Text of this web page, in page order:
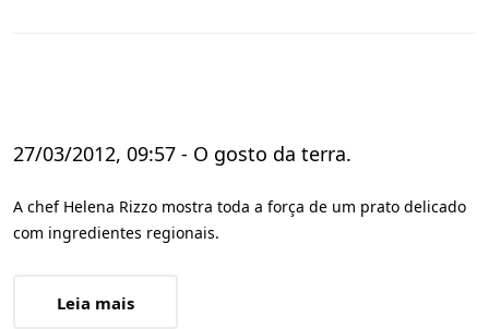
27/03/2012, 09:57 - O gosto da terra.
A chef Helena Rizzo mostra toda a força de um prato delicado
com ingredientes regionais.
Leia mais